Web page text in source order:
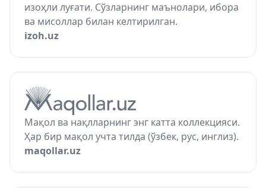
изоҳли луғати. Сўзларнинг маънолари, ибора
ва мисоллар билан келтирилган.
izoh.uz
Мақол ва нақлларнинг энг катта коллекцияси.
Ҳар бир мақол учта тилда (ўзбек, рус, инглиз).
maqollar.uz